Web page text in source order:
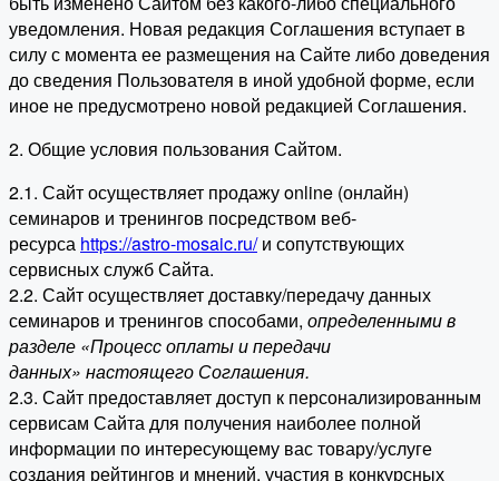
уведомления. Новая редакция Соглашения вступает в
силу с момента ее размещения на Сайте либо доведения
до сведения Пользователя в иной удобной форме, если
иное не предусмотрено новой редакцией Соглашения.
2. Общие условия пользования Сайтом.
2.1. Сайт осуществляет продажу online (онлайн)
семинаров и тренингов посредством веб-
ресурса https://astro-mosaic.ru/и сопутствующих
сервисных служб Сайта.
2.2. Сайт осуществляет доставку/передачу данных
семинаров и тренингов способами, определенными в
разделе «Процесс оплаты и передачи
данных» настоящего Соглашения.
2.3. Сайт предоставляет доступ к персонализированным
сервисам Сайта для получения наиболее полной
информации по интересующему вас товару/услуге
создания рейтингов и мнений, участия в конкурсных